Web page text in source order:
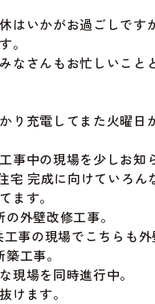
はいかがお過ごしです
。
なさんもお忙しいこと
り充電してまた火曜日
事中の現場を少しお知
宅 完成に向けていろん
ます。
外壁改修工事。
事の現場でこちらも外
工事。
現場を同時進行中。
けます。